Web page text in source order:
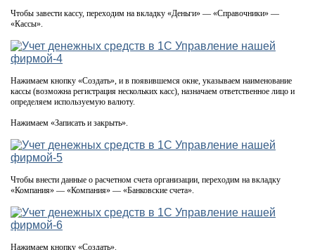
Чтобы завести кассу, переходим на вкладку «Деньги» — «Справочники» —
«Кассы».
Нажимаем кнопку «Создать», и в появившемся окне, указываем наименование
кассы (возможна регистрация нескольких касс), назначаем ответственное лицо и
определяем используемую валюту.
Нажимаем «Записать и закрыть».
Чтобы внести данные о расчетном счета организации, переходим на вкладку
«Компания» — «Компания» — «Банковские счета».
Нажимаем кнопку «Создать».